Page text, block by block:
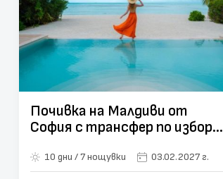
Почивка на Малдиви от
София с трансфер по избор -
10 дни / 7 нощувки 03.02.2027 г.